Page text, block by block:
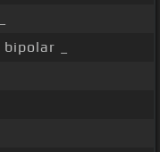
bipolar _